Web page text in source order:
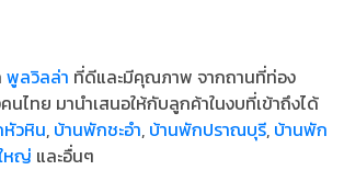
พูลวิลล่า ที่ดีและมีคุณภาพ จากถานที่ท่อง
ไทย มานำเสนอให้กับลูกค้าในงบที่เข้าถึงได้
วหิน, บ้านพักชะอำ, บ้านพักปราณบุรี, บ้านพัก
หญ่ และอื่นๆ